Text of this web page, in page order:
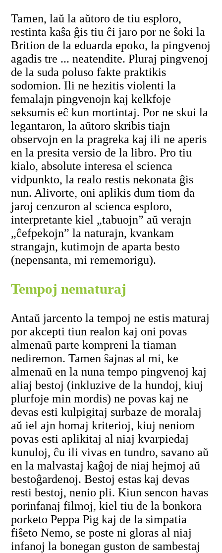
Tamen, laŭ la aŭtoro de tiu esploro,
restinta kaŝa ĝis tiu ĉi jaro por ne ŝoki la
Brition de la eduarda epoko, la pingvenoj
agadis tre ... neatendite. Pluraj pingvenoj
de la suda poluso fakte praktikis
sodomion. Ili ne hezitis violenti la
femalajn pingvenojn kaj kelkfoje
seksumis eĉ kun mortintaj. Por ne skui la
legantaron, la aŭtoro skribis tiajn
observojn en la pragreka kaj ili ne aperis
en la presita versio de la libro. Pro tiu
kialo, absolute interesa el scienca
vidpunkto, la realo restis nekonata ĝis
nun. Alivorte, oni aplikis dum tiom da
jaroj cenzuron al scienca esploro,
interpretante kiel „tabuojn” aŭ verajn
„ĉefpekojn” la naturajn, kvankam
strangajn, kutimojn de aparta besto
(nepensanta, mi rememorigu).
Tempoj nematuraj
Antaŭ jarcento la tempoj ne estis maturaj
por akcepti tiun realon kaj oni povas
almenaŭ parte kompreni la tiaman
nediremon. Tamen ŝajnas al mi, ke
almenaŭ en la nuna tempo pingvenoj kaj
aliaj bestoj (inkluzive de la hundoj, kiuj
plurfoje min mordis) ne povas kaj ne
devas esti kulpigitaj surbaze de moralaj
aŭ iel ajn homaj kriterioj, kiuj neniom
povas esti aplikitaj al niaj kvarpiedaj
kunuloj, ĉu ili vivas en tundro, savano aŭ
en la malvastaj kaĝoj de niaj hejmoj aŭ
bestoĝardenoj. Bestoj estas kaj devas
resti bestoj, nenio pli. Kiun sencon havas
porinfanaj filmoj, kiel tiu de la bonkora
porketo Peppa Pig kaj de la simpatia
fiŝeto Nemo, se poste ni gloras al niaj
infanoj la bonegan guston de sambestaj